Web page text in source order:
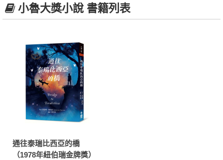
小魯大獎小說 書籍列表
通往泰瑞比西亞的橋
（1978年紐伯瑞金牌獎）